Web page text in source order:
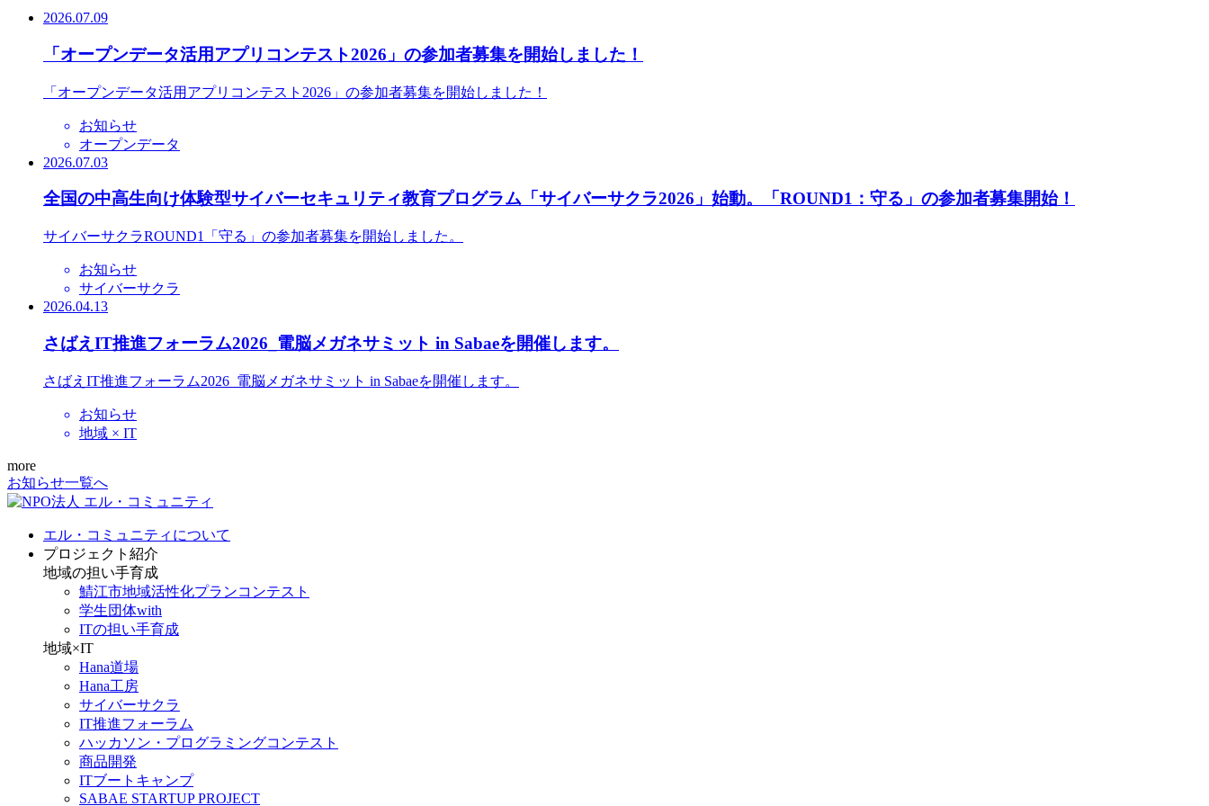
2026.07.09
「オープンデータ活用アプリコンテスト2026」の参加者募集を開始しました！
「オープンデータ活用アプリコンテスト2026」の参加者募集を開始しました！
お知らせ
オープンデータ
2026.07.03
全国の中高生向け体験型サイバーセキュリティ教育プログラム「サイバーサクラ2026」始動。「ROUND1：守る」の参加者募集開始！
サイバーサクラROUND1「守る」の参加者募集を開始しました。
お知らせ
サイバーサクラ
2026.04.13
さばえIT推進フォーラム2026_電脳メガネサミット in Sabaeを開催します。
さばえIT推進フォーラム2026_電脳メガネサミット in Sabaeを開催します。
お知らせ
地域 × IT
more
お知らせ一覧へ
エル・コミュニティについて
プロジェクト紹介
地域の担い手育成
鯖江市地域活性化プランコンテスト
学生団体with
ITの担い手育成
地域×IT
Hana道場
Hana工房
サイバーサクラ
IT推進フォーラム
ハッカソン・プログラミングコンテスト
商品開発
ITブートキャンプ
SABAE STARTUP PROJECT